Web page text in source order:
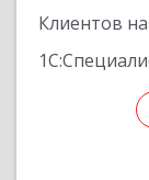
Клиентов